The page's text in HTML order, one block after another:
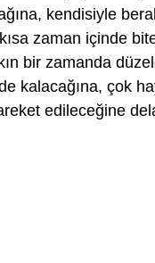
kendisiyle
zaman içinde
bir zamanda
kalacağına, çok
edileceğine